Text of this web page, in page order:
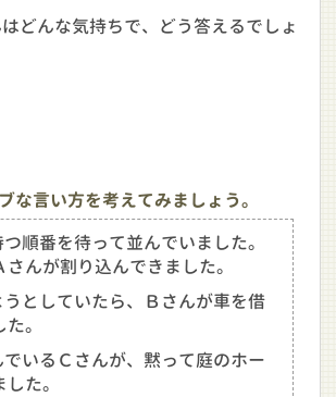
どんな気持ちで、どう答えるでしょ
な言い方を考えてみましょう。
順番を待って並んでいました。
んが割り込んできました。
としていたら、Ｂさんが車を借
。
いるＣさんが、黙って庭のホー
た。